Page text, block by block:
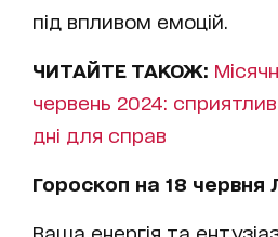
під впливом емоцій.
ЧИТАЙТЕ ТАКОЖ:
червень 2024:
дні для справ
Гороскоп на 18 червня
Ваша енергія та